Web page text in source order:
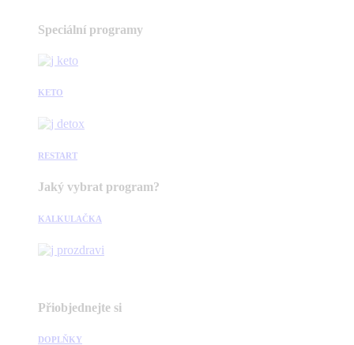
Speciální programy
KETO
RESTART
Jaký vybrat program?
KALKULAČKA
Přiobjednejte si
DOPLŇKY